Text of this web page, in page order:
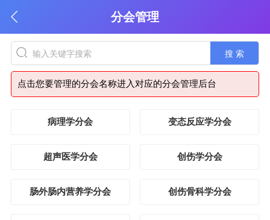
分会管理
搜 索
点击您要管理的分会名称进入对应的分会管理后台
病理学分会 变态反应学分会
超声医学分会 创伤学分会
肠外肠内营养学分会 创伤骨科学分会